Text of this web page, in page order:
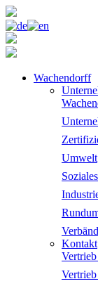
Wachendorff
Umwelt
Kontakt